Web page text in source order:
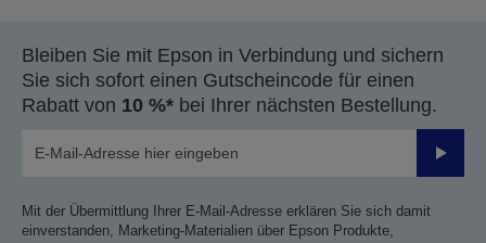
Bleiben Sie mit Epson in Verbindung und sichern
Sie sich sofort einen Gutscheincode für einen
Rabatt von 10 %* bei Ihrer nächsten Bestellung.
Mit der Übermittlung Ihrer E-Mail-Adresse erklären Sie sich damit
einverstanden, Marketing-Materialien über Epson Produkte,